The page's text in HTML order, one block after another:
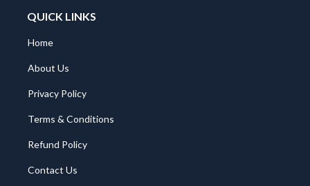
QUICK LINKS
Home
About Us
Privacy Policy
Terms & Conditions
Refund Policy
Contact Us